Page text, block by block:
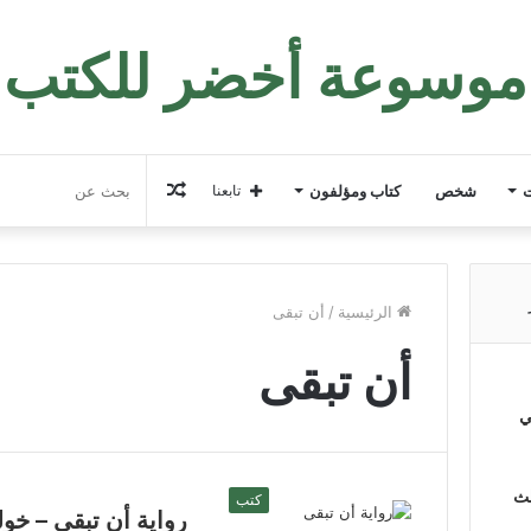
موسوعة أخضر للكتب
شخص كتاب ومؤلفون مقال
عشوائي
تابعنا
الرئيسية / أن تبقى
أن تبقى
كتب
رواية أن تبقى –